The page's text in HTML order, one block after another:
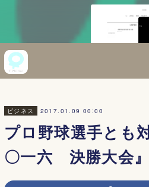
ビジネス 2017.01.09 00:00
プロ野球選手とも
〇一六 決勝大会』